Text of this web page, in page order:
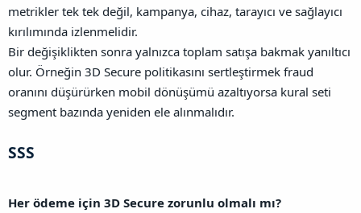
metrikler tek tek değil, kampanya, cihaz, tarayıcı ve sağlayıcı
kırılımında izlenmelidir.
Bir değişiklikten sonra yalnızca toplam satışa bakmak yanıltıcı
olur. Örneğin 3D Secure politikasını sertleştirmek fraud
oranını düşürürken mobil dönüşümü azaltıyorsa kural seti
segment bazında yeniden ele alınmalıdır.
SSS​
Her ödeme için 3D Secure zorunlu olmalı mı?